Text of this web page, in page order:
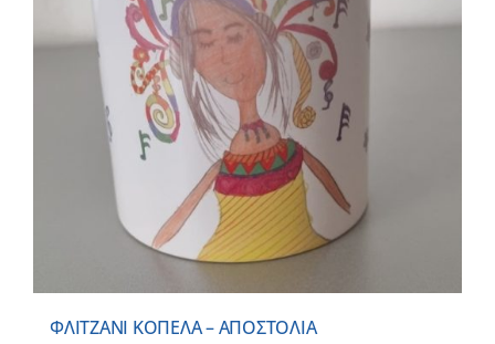
ΦΛΙΤΖΑΝΙ ΚΟΠΕΛΑ – ΑΠΟΣΤΟΛΙΑ